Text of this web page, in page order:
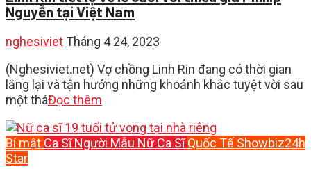
Nguyễn tại Việt Nam
nghesiviet Tháng 4 24, 2023
(Nghesiviet.net) Vợ chồng Linh Rin đang có thời gian
lắng lại và tận hưởng những khoảnh khắc tuyệt vời sau
một tháĐọc thêm
Bí mật Ca Sĩ Người Mẫu Nữ Ca Sĩ Quốc Tế Showbiz24h
Star